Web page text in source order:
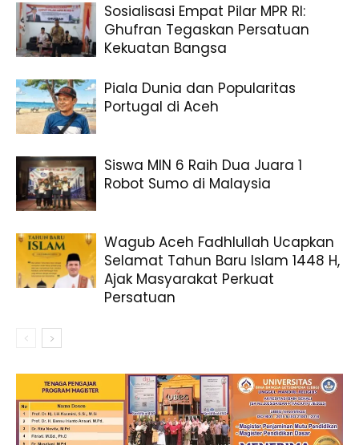
Sosialisasi Empat Pilar MPR RI:
Ghufran Tegaskan Persatuan
Kekuatan Bangsa
Piala Dunia dan Popularitas
Portugal di Aceh
Siswa MIN 6 Raih Dua Juara 1
Robot Sumo di Malaysia
Wagub Aceh Fadhlullah Ucapkan
Selamat Tahun Baru Islam 1448 H,
Ajak Masyarakat Perkuat
Persatuan